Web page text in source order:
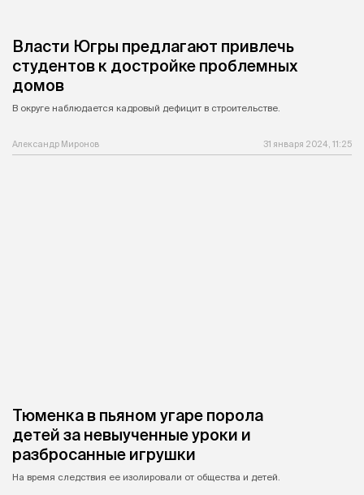
Власти Югры предлагают привлечь
студентов к достройке проблемных
домов
В округе наблюдается кадровый дефицит в строительстве.
Александр Миронов 31 января 2024, 11:25
Тюменка в пьяном угаре порола
детей за невыученные уроки и
разбросанные игрушки
На время следствия ее изолировали от общества и детей.